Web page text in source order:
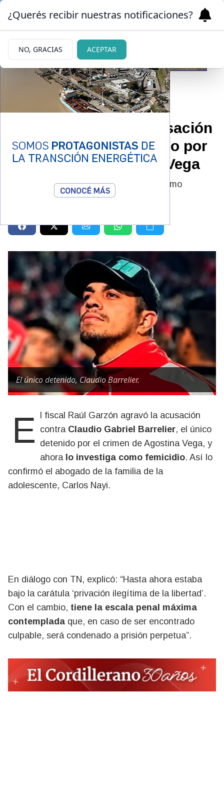
El fiscal agravó la acusación
contra el único detenido por
el crimen de Agostina Vega
Además, los padres fueron admitidos como
querellantes particulares.
El único detenido, Claudio Barrelier.
El fiscal Raúl Garzón agravó la acusación contra Claudio Gabriel Barrelier, el único
detenido por el crimen de Agostina Vega, y
ahora lo investiga como femicidio. Así lo
confirmó el abogado de la familia de la
adolescente, Carlos Nayi.
En diálogo con TN, explicó: “Hasta ahora estaba
bajo la carátula ‘privación ilegítima de la libertad’.
Con el cambio, tiene la escala penal máxima
contemplada que, en caso de ser encontrado
culpable, será condenado a prisión perpetua”.
¿Querés recibir nuestras notificaciones?
NO, GRACIAS ACEPTAR